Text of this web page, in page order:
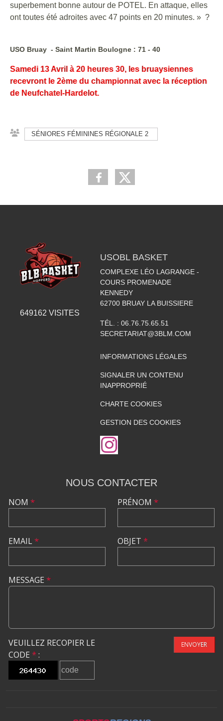
superbement bonne autour de POTEL. En attaque, elles
ont toutes été adroites avec 47 points en 20 minutes. » ?
USO Bruay - Saint Martin Boulogne : 71 - 40
Samedi 13 Avril à 20 heures 30, les bruaysiennes
recevront le 2ème du championnat avec la réception
de Neufchatel-Hardelot.
SÉNIORES FÉMININES RÉGIONALE 2
649162 VISITES
USOBL BASKET
COMPLEXE LÉO LAGRANGE -
COURS PROMENADE
KENNEDY
62700 BRUAY LA BUISSIERE
TÉL. : 06.76.75.65.51
SECRETARIAT@3BLM.COM
INFORMATIONS LÉGALES
SIGNALER UN CONTENU
INAPPROPRIÉ
CHARTE COOKIES
GESTION DES COOKIES
NOUS CONTACTER
NOM *
EMAIL*
PRÉNOM *
OBJET *
MESSAGE *
VEUILLEZ RECOPIER LE
CODE * :
ENVOYER